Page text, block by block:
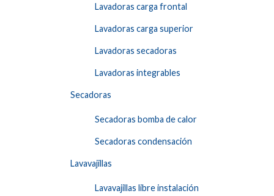
Lavadoras carga frontal
Lavadoras carga superior
Lavadoras secadoras
Lavadoras integrables
Secadoras
Secadoras bomba de calor
Secadoras condensación
Lavavajillas
Lavavajillas libre instalación